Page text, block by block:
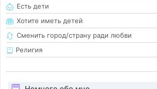
Есть дети
Хотите иметь детей
Сменить город/страну ради любви
Религия